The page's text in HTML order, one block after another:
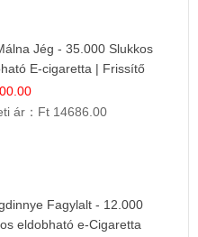
Jég - 35.000 Slukkos
E-cigaretta | Frissítő
ár： Ft 14686.00
Fagylalt - 12.000
eldobható e-Cigaretta